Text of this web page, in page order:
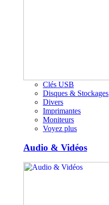
Clés USB
Disques & Stockages
Divers
Imprimantes
Moniteurs
Voyez plus
Audio & Vidéos